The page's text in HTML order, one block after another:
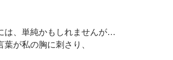
は、単純かもしれませんが…
が私の胸に刺さり、